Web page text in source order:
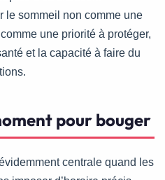
le sommeil non comme une
une priorité à protéger,
et la capacité à faire du
pour bouger
centrale quand les